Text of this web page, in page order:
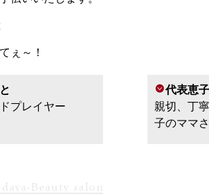
ぇ～！
プレイヤー
代表恵
親切、丁
子のママ